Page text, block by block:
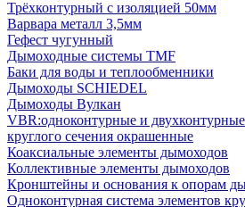
Трёхконтурный с изоляцией 50мм
Варвара металл 3,5мм
Гефест чугунный
Дымоходные системы TMF
Баки для воды и теплообменники
Дымоходы SCHIEDEL
Дымоходы Вулкан
VBR:одноконтурные и
круглого сечения окрашенные
Коаксиальные элементы дымоходов
Коллективные элементы дымоходов
Кронштейны и основания к опорам
Одноконтурная система элементов